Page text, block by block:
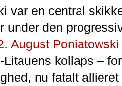
var en central
under den
August Poniatowski
Litauens kollaps –
nu fatalt allieret